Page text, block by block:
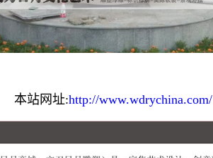
本站网址:http://www.wdrychina.com/